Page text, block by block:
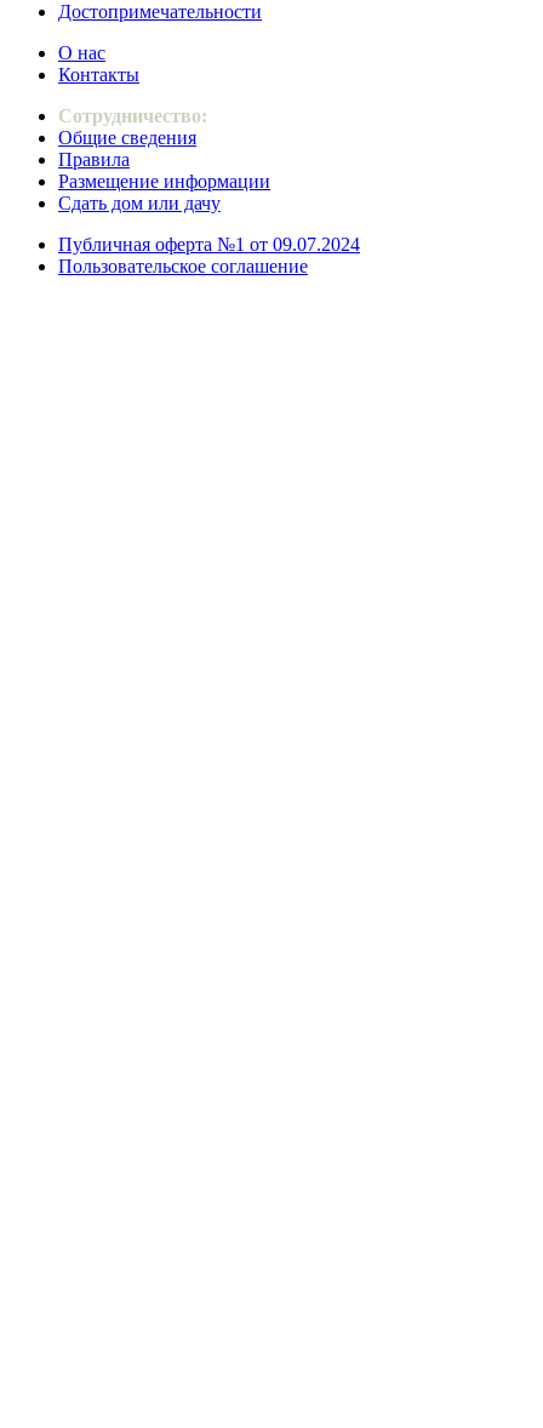
Достопримечательности
О нас
Контакты
Сотрудничество:
Общие сведения
Правила
Размещение информации
Сдать дом или дачу
Публичная оферта №1 от 09.07.2024
Пользовательское соглашение